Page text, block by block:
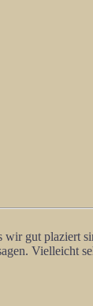
gut plaziert
Vielleicht